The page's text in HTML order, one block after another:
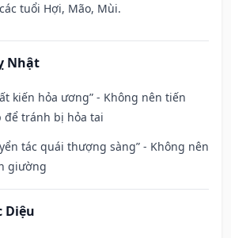
tuổi Hợi, Mão, Mùi.
Nhật
kiến hỏa ương” - Không nên tiến
để tránh bị hỏa tai
tác quái thượng sàng” - Không nên
giường
Diệu